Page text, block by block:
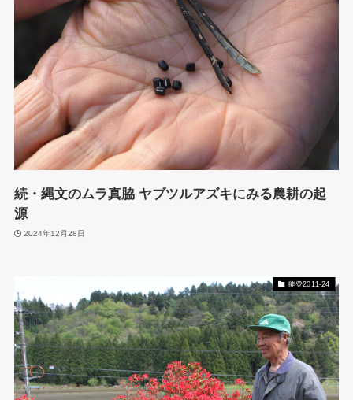
続・縄文のムラ真脇 ヤブツルアズキにみる農耕の起
源
2024年12月28日
能登2011-24